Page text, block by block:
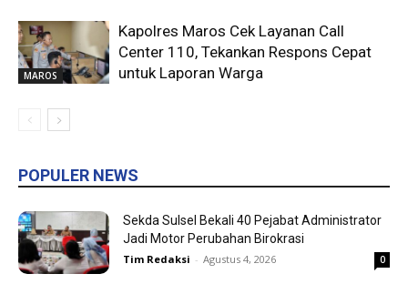
MAROS
Kapolres Maros Cek Layanan Call
Center 110, Tekankan Respons Cepat
untuk Laporan Warga
POPULER NEWS
Sekda Sulsel Bekali 40 Pejabat Administrator
Jadi Motor Perubahan Birokrasi
Tim Redaksi - Agustus 4, 2026 0